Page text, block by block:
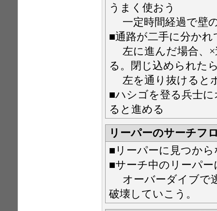
うまく使おう
一定時間経過で壁
■通路が二手に分か
左に進んだ場合、×
る。閉じ込められた
左を通り抜けると
■ハシゴを登る兵士
ると進める
リーパーのサーチフ
■リーパーに見つか
■サーチ中のリーパ
オーバーダイブで
破壊していこう。